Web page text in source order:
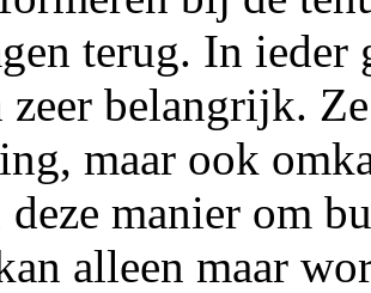
terug. In ieder
zeer belangrijk.
maar ook
manier om
alleen maar